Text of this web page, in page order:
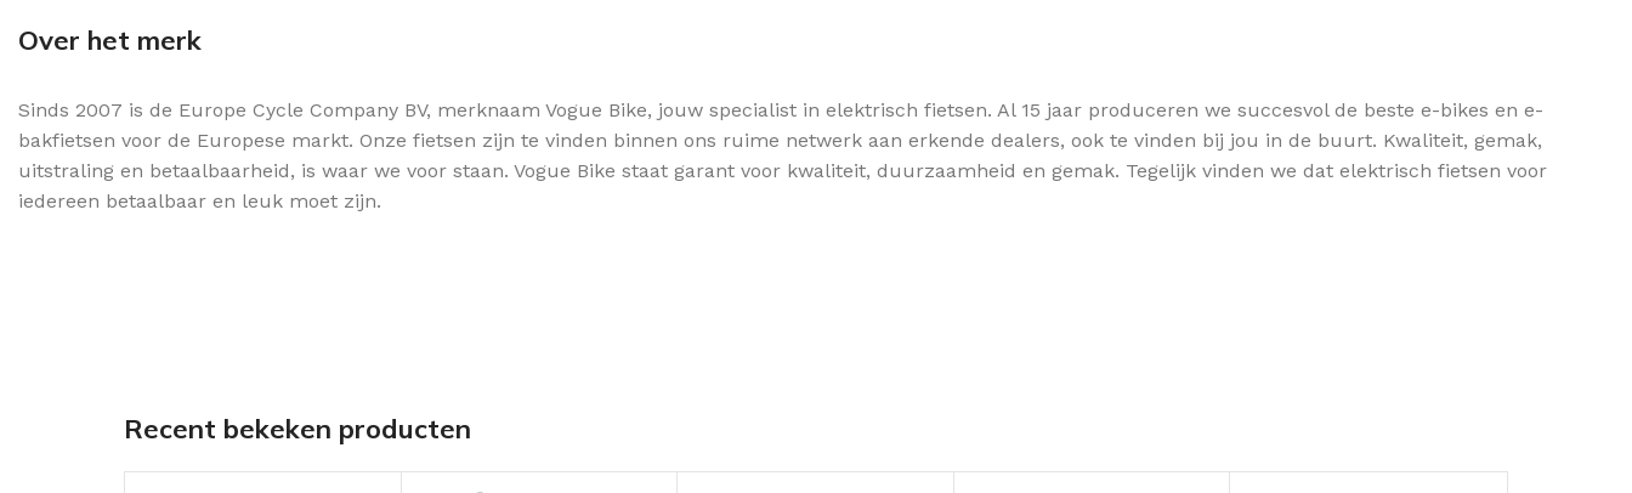
Over het merk
Sinds 2007 is de Europe Cycle Company BV, merknaam Vogue Bike, jouw specialist in elektrisch fietsen. Al 15 jaar produceren we succesvol de beste e-bikes en e-
bakfietsen voor de Europese markt. Onze fietsen zijn te vinden binnen ons ruime netwerk aan erkende dealers, ook te vinden bij jou in de buurt. Kwaliteit, gemak,
uitstraling en betaalbaarheid, is waar we voor staan. Vogue Bike staat garant voor kwaliteit, duurzaamheid en gemak. Tegelijk vinden we dat elektrisch fietsen voor
iedereen betaalbaar en leuk moet zijn.
Recent bekeken producten